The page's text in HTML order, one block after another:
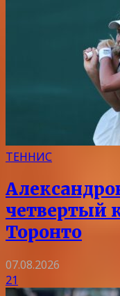
ТЕННИС
четвертый
Торонто
07.08.2026
21